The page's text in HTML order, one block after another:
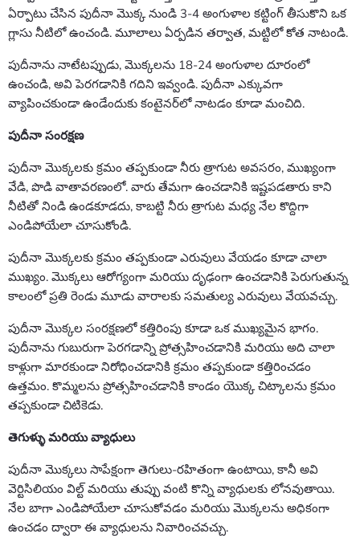
ఏర్పాటు చేసిన పుదీనా మొక్క నుండి 3-4 అంగుళాల కట్టింగ్ తీసుకొని ఒక
గ్లాసు నీటిలో ఉంచండి. మూలాలు ఏర్పడిన తర్వాత, మట్టిలో కోత నాటండి.
పుదీనాను నాటేటప్పుడు, మొక్కలను 18-24 అంగుళాల దూరంలో
ఉంచండి, అవి పెరగడానికి గదిని ఇవ్వండి. పుదీనా ఎక్కువగా
వ్యాపించకుండా ఉండేందుకు కంటైనర్‌లో నాటడం కూడా మంచిది.
పుదీనా సంరక్షణ
పుదీనా మొక్కలకు క్రమం తప్పకుండా నీరు త్రాగుట అవసరం, ముఖ్యంగా
వేడి, పొడి వాతావరణంలో. వారు తేమగా ఉంచడానికి ఇష్టపడతారు కాని
నీటితో నిండి ఉండకూడదు, కాబట్టి నీరు త్రాగుట మధ్య నేల కొద్దిగా
ఎండిపోయేలా చూసుకోండి.
పుదీనా మొక్కలకు క్రమం తప్పకుండా ఎరువులు వేయడం కూడా చాలా
ముఖ్యం. మొక్కలు ఆరోగ్యంగా మరియు దృఢంగా ఉంచడానికి పెరుగుతున్న
కాలంలో ప్రతి రెండు మూడు వారాలకు సమతుల్య ఎరువులు వేయవచ్చు.
పుదీనా మొక్కల సంరక్షణలో కత్తిరింపు కూడా ఒక ముఖ్యమైన భాగం.
పుదీనాను గుబురుగా పెరగడాన్ని ప్రోత్సహించడానికి మరియు అది చాలా
కాళ్లుగా మారకుండా నిరోధించడానికి క్రమం తప్పకుండా కత్తిరించడం
ఉత్తమం. కొమ్మలను ప్రోత్సహించడానికి కాండం యొక్క చిట్కాలను క్రమం
తప్పకుండా చిటికెడు.
తెగుళ్ళు మరియు వ్యాధులు
పుదీనా మొక్కలు సాపేక్షంగా తెగులు-రహితంగా ఉంటాయి, కానీ అవి
వెర్టిసిలియం విల్ట్ మరియు తుప్పు వంటి కొన్ని వ్యాధులకు లోనవుతాయి.
నేల బాగా ఎండిపోయేలా చూసుకోవడం మరియు మొక్కలను అధికంగా
ఉంచడం ద్వారా ఈ వ్యాధులను నివారించవచ్చు.